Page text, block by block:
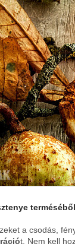
terméséből
a csodás,
t. Nem kell